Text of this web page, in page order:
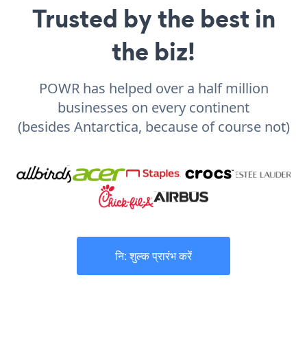
Trusted by the best in
the biz!
POWR has helped over a half million
businesses on every continent
(besides Antarctica, because of course not)
नि: शुल्क प्रारंभ करें